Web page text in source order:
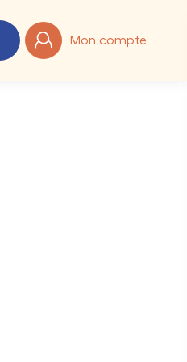
Mon compte